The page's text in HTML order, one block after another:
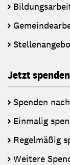
Jetzt spenden
Spenden
Einmalig
Regelmäßig
Weitere